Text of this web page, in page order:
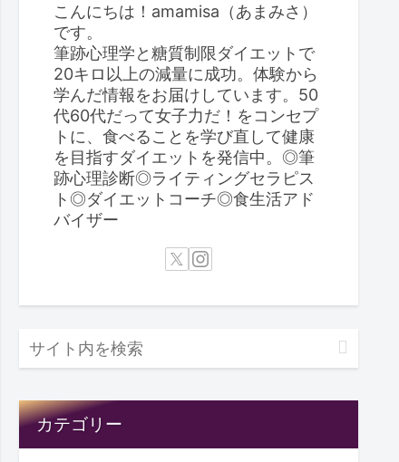
こんにちは！amamisa（あまみさ）
です。
筆跡心理学と糖質制限ダイエットで
20キロ以上の減量に成功。体験から
学んだ情報をお届けしています。50
代60代だって女子力だ！をコンセプ
トに、食べることを学び直して健康
を目指すダイエットを発信中。◎筆
跡心理診断◎ライティングセラピス
ト◎ダイエットコーチ◎食生活アド
バイザー
カテゴリー